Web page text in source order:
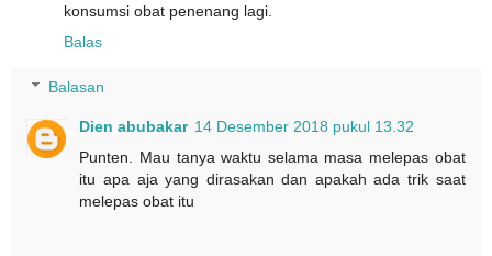
konsumsi obat penenang lagi.
Balas
Balasan
Dien abubakar 14 Desember 2018 pukul 13.32
Punten. Mau tanya waktu selama masa melepas obat
itu apa aja yang dirasakan dan apakah ada trik saat
melepas obat itu